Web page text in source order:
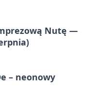
Nutę —
– neonowy